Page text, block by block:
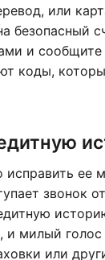
или
безопасный
и
коды,
исправить ее
звонок
и милый
или